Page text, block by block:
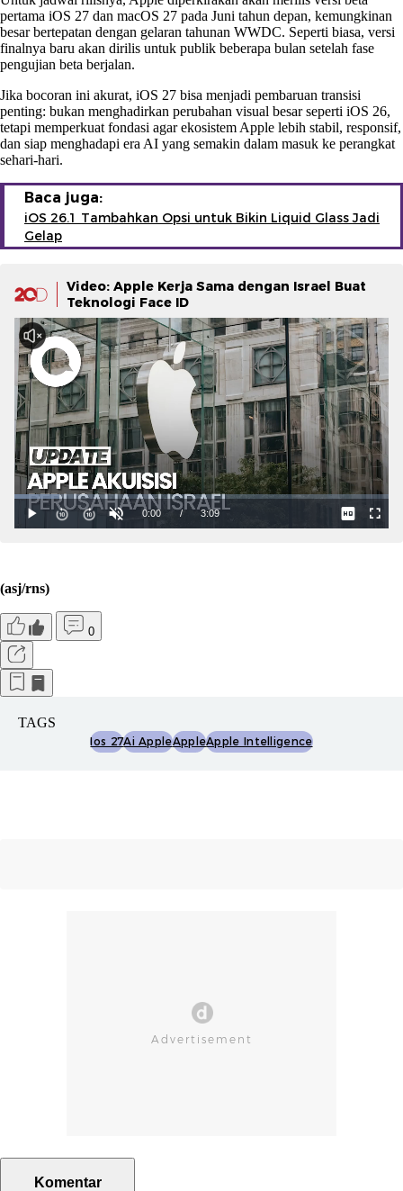
pertama iOS 27 dan macOS 27 pada Juni tahun depan, kemungkinan
besar bertepatan dengan gelaran tahunan WWDC. Seperti biasa, versi
finalnya baru akan dirilis untuk publik beberapa bulan setelah fase
pengujian beta berjalan.
Jika bocoran ini akurat, iOS 27 bisa menjadi pembaruan transisi
penting: bukan menghadirkan perubahan visual besar seperti iOS 26,
tetapi memperkuat fondasi agar ekosistem Apple lebih stabil, responsif,
dan siap menghadapi era AI yang semakin dalam masuk ke perangkat
sehari-hari.
Baca juga:
iOS 26.1 Tambahkan Opsi untuk Bikin Liquid Glass Jadi
Gelap
Video: Apple Kerja Sama dengan Israel Buat
Teknologi Face ID
(asj/rns)
0
TAGS
Ios 27Ai AppleAppleApple Intelligence
Komentar